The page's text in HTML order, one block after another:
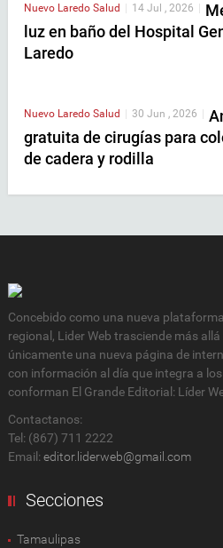
Nuevo Laredo Salud 14 Jul , 2026
luz en baño del Hospital
Laredo
Nuevo Laredo Salud | 30 Jun , 2026 |
gratuita de cirugías para
de cadera y rodilla
Concebido como una nueva
regional, Lider Web trasciende más
únicamente una nueva página de
con información al día que integra a
conforman El Grande Editorial: Líder
Contactanos:
Tel: (867) 711 2222
Email: editor.liderweb@gmail.com
Secciones
Tamaulipas